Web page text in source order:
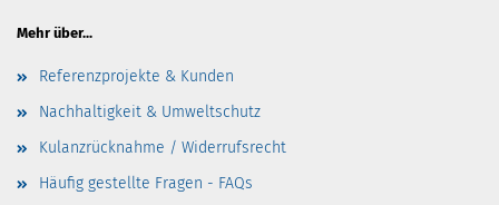
Mehr über...
Referenzprojekte & Kunden
Nachhaltigkeit & Umweltschutz
Kulanzrücknahme / Widerrufsrecht
Häufig gestellte Fragen - FAQs